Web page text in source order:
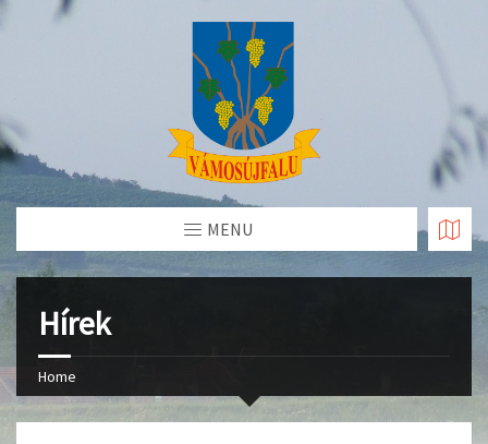
Skip
MENU
Hírek
Home